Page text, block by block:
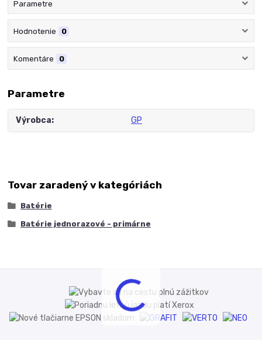
Parametre
Hodnotenie 0
Komentáre 0
Parametre
Výrobca GP
Tovar zaradený v kategóriách
Batérie
Batérie jednorazové - primárne